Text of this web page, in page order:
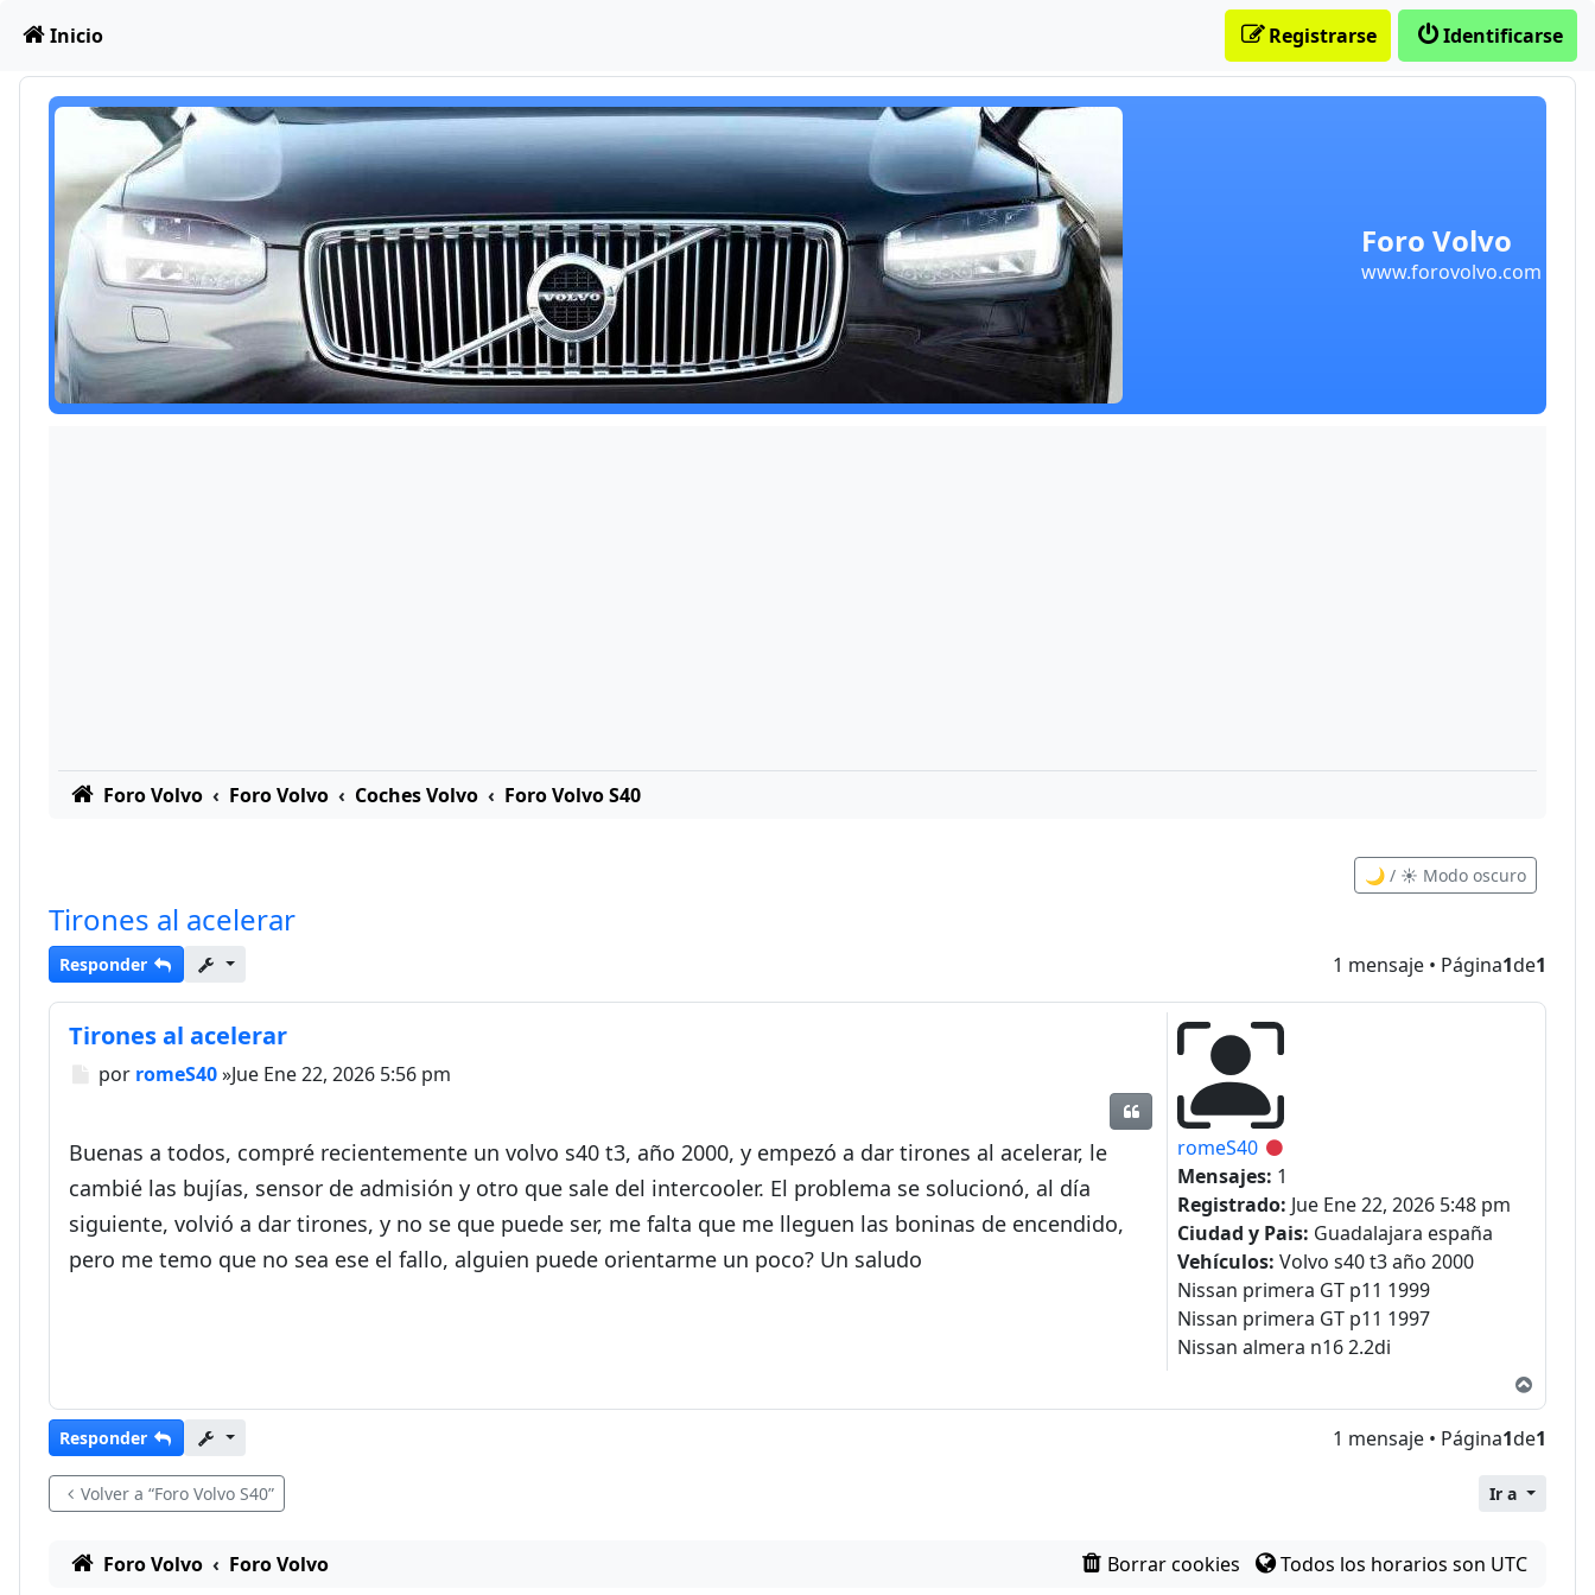
Obviar
Foro Volvo
www.forovolvo.com
Inicio Identificarse
Registrarse
Foro Volvo Foro Volvo Coches Volvo Foro Volvo S40
🌙 / ☀️ Modo oscuro
Tirones al acelerar
Responder 1 mensaje • Página1de1
romeS40 Desconectado
Mensajes: 1
Registrado: Jue Ene 22, 2026 5:48 pm
Ciudad y Pais: Guadalajara españa
Vehículos: Volvo s40 t3 año 2000
Nissan primera GT p11 1999
Nissan primera GT p11 1997
Nissan almera n16 2.2di
Tirones al acelerar
Mensaje
por romeS40»Jue Ene 22, 2026 5:56 pm
Buenas a todos, compré recientemente un volvo s40 t3, año 2000, y empezó a dar tirones al acelerar, le
cambié las bujías, sensor de admisión y otro que sale del intercooler. El problema se solucionó, al día
siguiente, volvió a dar tirones, y no se que puede ser, me falta que me lleguen las boninas de encendido,
pero me temo que no sea ese el fallo, alguien puede orientarme un poco? Un saludo
Responder 1 mensaje • Página1de1
Volver a “Foro Volvo S40” Ir a
Foro Volvo Foro Volvo Borrar cookies Todos los horarios son UTC